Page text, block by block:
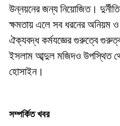
উন্নয়নের জন্য নিয়োজিত।
ক্ষমতায় এলে সব ধরনের অনিয়ম
ঐক্যবদ্ধ কর্মযজ্ঞের গুরুত্বে
ইসলাম আব্দুল মজিদও উপস্থিত
হোসাইন।
সম্পর্কিত খবর